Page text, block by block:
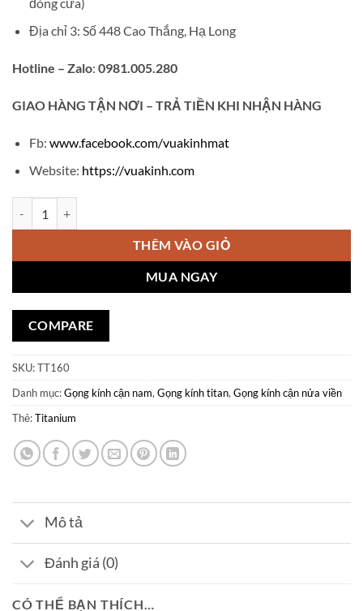
Địa chỉ 3: Số 448 Cao Thắng, Hạ Long
Hotline – Zalo: 0981.005.280
GIAO HÀNG TẬN NƠI – TRẢ TIỀN KHI NHẬN HÀNG
Fb: www.facebook.com/vuakinhmat
Website: https://vuakinh.com
THÊM VÀO GIỎ
MUA NGAY
COMPARE
SKU:TT160
Danh mục:Gọng kính cận nam, Gọng kính titan, Gọng kính cận nửa viền
Thẻ:Titanium
Mô tả
Đánh giá (0)
CÓ THỂ BẠN THÍCH…